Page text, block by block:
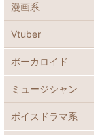
漫画系
Vtuber
ボーカロイド
ミュージシャン
ボイスドラマ系